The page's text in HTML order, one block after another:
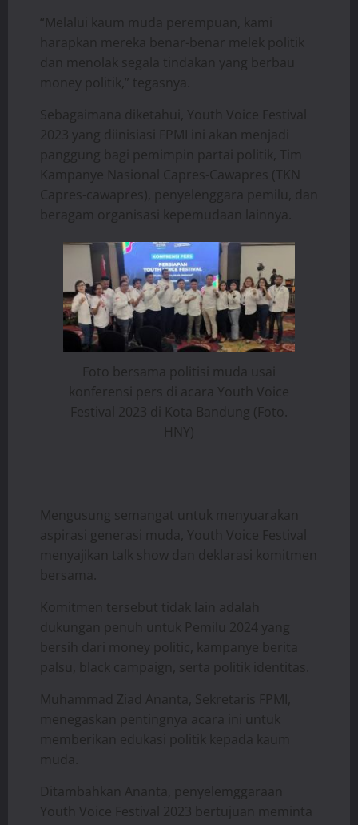
“Melalui kaum muda perempuan, kami
harapkan mereka benar-benar melek politik
dan menolak segala tindakan yang berbau
money politik,” tegasnya.
Sebagaimana diketahui, Youth Voice Festival
2023 yang diinisiasi FPMI ini akan menjadi
panggung bagi pemimpin partai politik, Tim
Kampanye Nasional Capres-Cawapres (TKN
Capres-cawapres), penyelenggara pemilu, dan
beragam organisasi kepemudaan lainnya.
Foto bersama politisi muda usai
konferensi pers di acara Youth Voice
Festival 2023 di Kota Bandung (Foto.
HNY)
Mengusung semangat untuk menyuarakan
aspirasi generasi muda, Youth Voice Festival
menyajikan talk show dan deklarasi komitmen
bersama.
Komitmen tersebut tidak lain adalah
dukungan penuh untuk Pemilu 2024 yang
bersih dari money politic, kampanye berita
palsu, black campaign, serta politik identitas.
Muhammad Ziad Ananta, Sekretaris FPMI,
menegaskan pentingnya acara ini untuk
memberikan edukasi politik kepada kaum
muda.
Ditambahkan Ananta, penyelemggaraan
Youth Voice Festival 2023 bertujuan meminta